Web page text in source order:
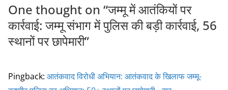
One thought on “जम्मू में आतंकियों पर
कार्रवाई: जम्मू संभाग में पुलिस की बड़ी कार्रवाई, 56
स्थानों पर छापेमारी”
Pingback: आतंकवाद विरोधी अभियान: आतंकवाद के खिलाफ जम्मू-